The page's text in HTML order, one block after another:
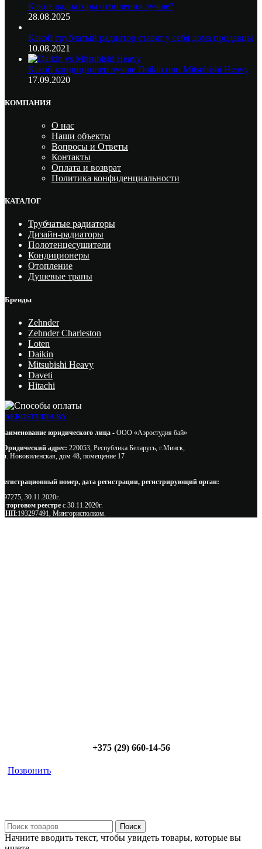
Какие радиаторы отопления лучше?
28.08.2025
Какой трубчатый радиатор ставят у себя дома продавцы
10.08.2021
Какой кондиционер лучше Daikin или Mitsubishi Heavy
17.09.2020
КОМПАНИЯ
О нас
Наши объекты
Вопросы и Ответы
Контакты
Оплата и возврат
Политика конфиденциальности
КАТАЛОГ
Трубчатые радиаторы
Дизайн-радиаторы
Полотенцесушители
Кондиционеры
Отопление
Душевые трапы
Бренды
Zehnder
Zehnder Charleston
Loten
Daikin
Mitsubishi Heavy
Daveti
Hitachi
AEROSTUDIA.BY
Наименование юридического лица - ООО «Аэростудия бай»
Юридический адрес: 220053, Республика Беларусь, г.Минск,
ул. Нововиленская, дом 48, помещение 17
Регистрационный номер, дата регистрации, регистрирующий орган:
497275, 30.11.2020г.
В торговом реестре с 30.11.2020г.
УНП:193297491, Мингорисполком.
+375 (29) 660-14-56
Позвонить
Поиск
Начните вводить текст, чтобы увидеть товары, которые вы